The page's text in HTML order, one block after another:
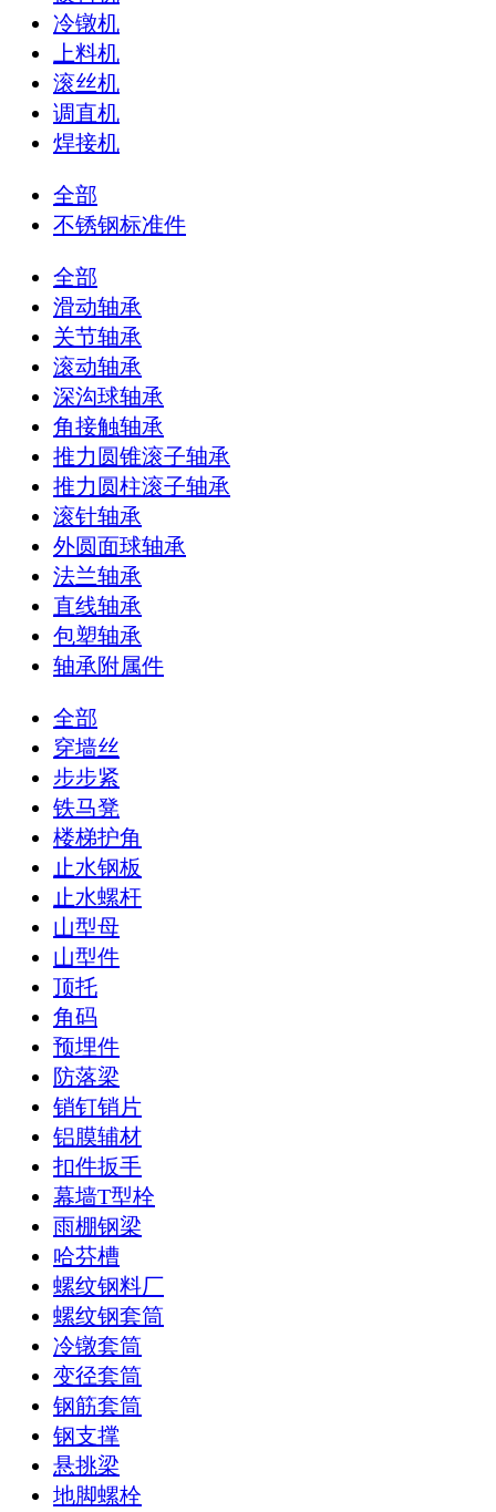
冷镦机
上料机
滚丝机
调直机
焊接机
全部
不锈钢标准件
全部
滑动轴承
关节轴承
滚动轴承
深沟球轴承
角接触轴承
推力圆锥滚子轴承
推力圆柱滚子轴承
滚针轴承
外圆面球轴承
法兰轴承
直线轴承
包塑轴承
轴承附属件
全部
穿墙丝
步步紧
铁马凳
楼梯护角
止水钢板
止水螺杆
山型母
山型件
顶托
角码
预埋件
防落梁
销钉销片
铝膜辅材
扣件扳手
幕墙T型栓
雨棚钢梁
哈芬槽
螺纹钢料厂
螺纹钢套筒
冷镦套筒
变径套筒
钢筋套筒
钢支撑
悬挑梁
地脚螺栓